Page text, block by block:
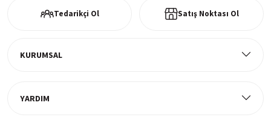
Tedarikçi Ol Satış Noktası Ol
KURUMSAL
YARDIM